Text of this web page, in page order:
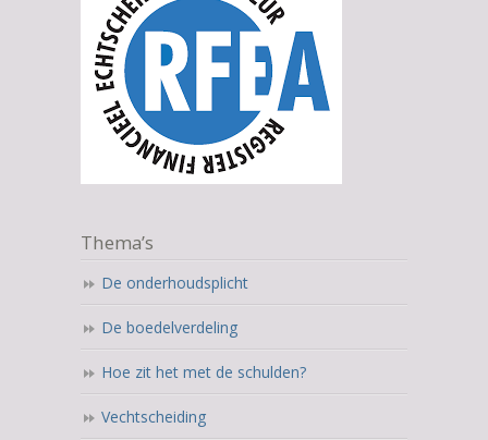
Thema’s
De onderhoudsplicht
De boedelverdeling
Hoe zit het met de schulden?
Vechtscheiding